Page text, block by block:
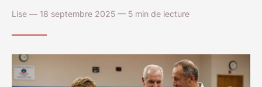
Lise — 18 septembre 2025 — 5 min de lecture